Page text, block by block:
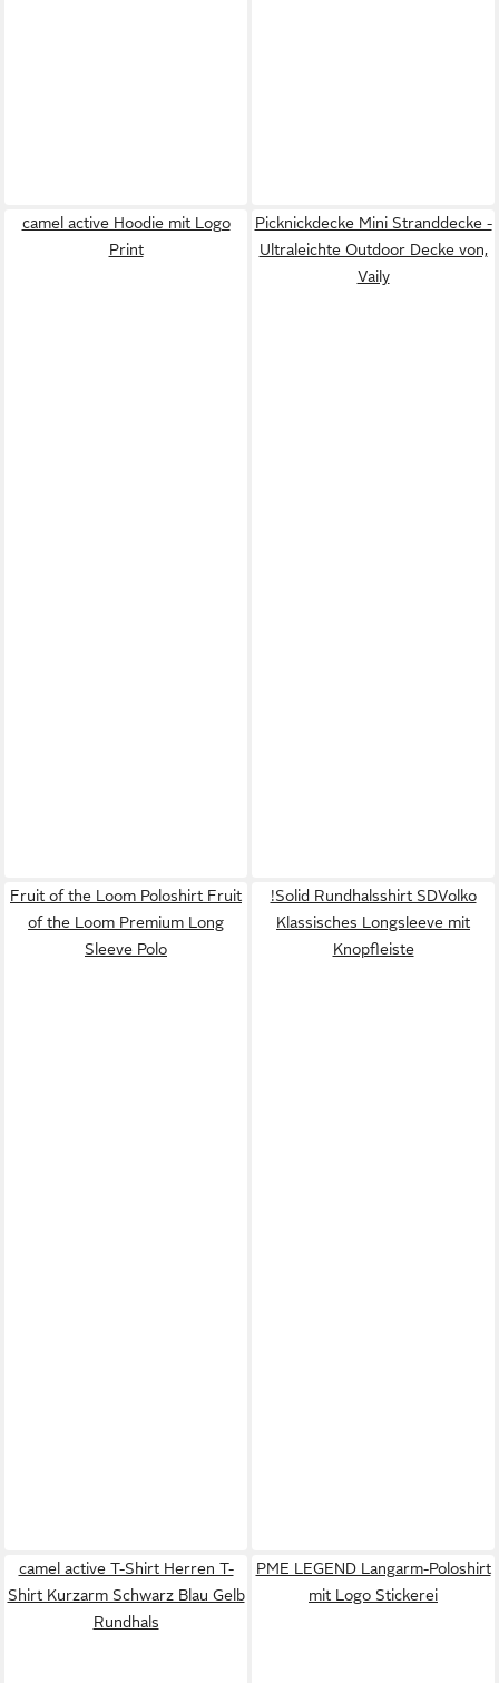
camel active Hoodie mit Logo
Print
Picknickdecke Mini Stranddecke -
Ultraleichte Outdoor Decke von,
Vaily
Fruit of the Loom Poloshirt Fruit
of the Loom Premium Long
Sleeve Polo
!Solid Rundhalsshirt SDVolko
Klassisches Longsleeve mit
Knopfleiste
camel active T-Shirt Herren T-
Shirt Kurzarm Schwarz Blau Gelb
Rundhals
PME LEGEND Langarm-Poloshirt
mit Logo Stickerei